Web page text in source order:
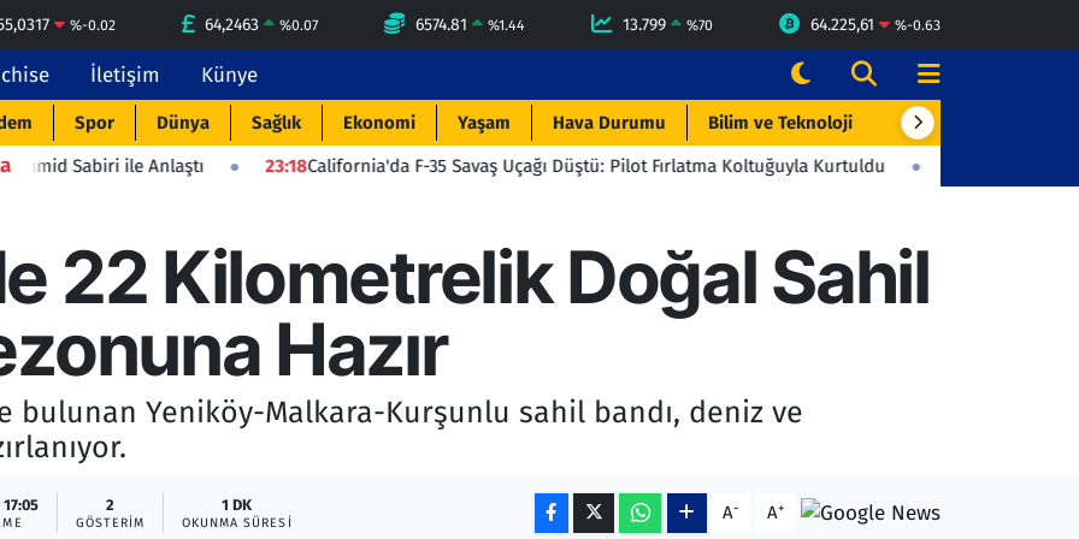
%-0.02 64,2463 %0.07 6574.81 %1.44 13.799 %70 64.225,61 %-0.63
İletişim Künye
Spor Dünya Sağlık Ekonomi Yaşam Hava Durumu Bilim ve Teknoloji Çevre & Doğa
Anlaştı 23:18California'da F-35 Savaş Uçağı Düştü: Pilot Fırlatma Koltuğuyla Kurtuldu 23:06Beşiktaş'tan
22 Kilometrelik Doğal Sahil
Hazır
bulunan Yeniköy-Malkara-Kurşunlu sahil bandı, deniz ve
2
GÖSTERIM
1 DK
OKUNMA SÜRESI A- A+